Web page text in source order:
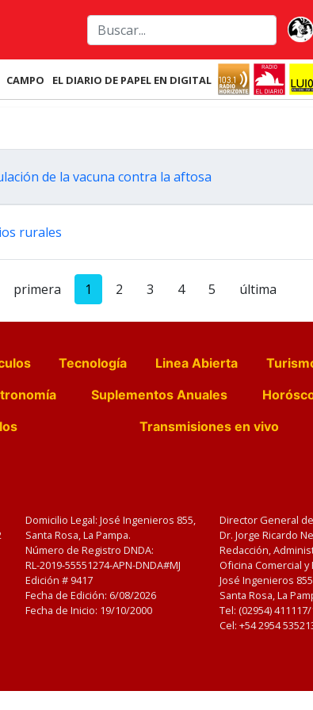
CAMPO EL DIARIO DE PAPEL EN DIGITAL
de la vacuna contra la aftosa
rurales
primera 1 2 3 4 5 última
Tecnología Linea Abierta
Suplementos Anuales
Transmisiones en vivo
Domicilio Legal: José Ingenieros 855,
Santa Rosa, La Pampa.
Número de Registro DNDA:
RL-2019-55551274-APN-DNDA#MJ
Edición # 9417
Fecha de Edición: 6/08/2026
Fecha de Inicio: 19/10/2000
Director General
Dr. Jorge Ricardo
Redacción,
Oficina Comercial
José Ingenieros
Santa Rosa, La
Tel: (02954)
Cel: +54 2954